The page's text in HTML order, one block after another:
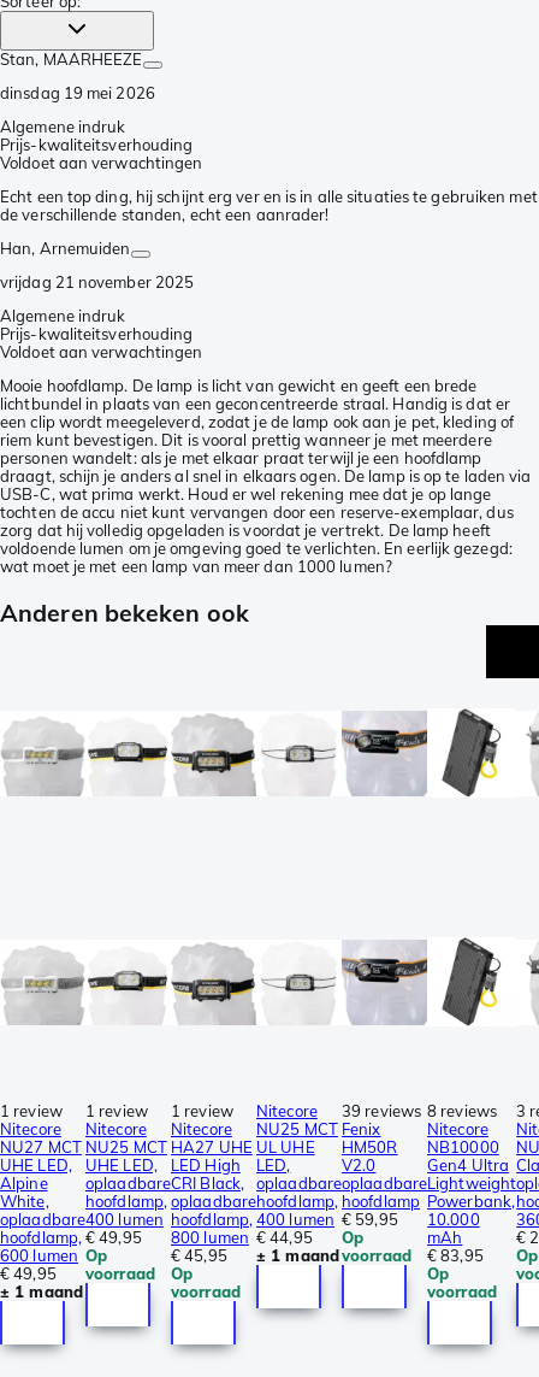
Stan, MAARHEEZE
dinsdag 19 mei 2026
Algemene indruk
Prijs-kwaliteitsverhouding
Voldoet aan verwachtingen
Echt een top ding, hij schijnt erg ver en is in alle situaties te gebruiken met
de verschillende standen, echt een aanrader!
Han, Arnemuiden
vrijdag 21 november 2025
Algemene indruk
Prijs-kwaliteitsverhouding
Voldoet aan verwachtingen
Mooie hoofdlamp. De lamp is licht van gewicht en geeft een brede
lichtbundel in plaats van een geconcentreerde straal. Handig is dat er
een clip wordt meegeleverd, zodat je de lamp ook aan je pet, kleding of
riem kunt bevestigen. Dit is vooral prettig wanneer je met meerdere
personen wandelt: als je met elkaar praat terwijl je een hoofdlamp
draagt, schijn je anders al snel in elkaars ogen. De lamp is op te laden via
USB-C, wat prima werkt. Houd er wel rekening mee dat je op lange
tochten de accu niet kunt vervangen door een reserve-exemplaar, dus
zorg dat hij volledig opgeladen is voordat je vertrekt. De lamp heeft
voldoende lumen om je omgeving goed te verlichten. En eerlijk gezegd:
wat moet je met een lamp van meer dan 1000 lumen?
Anderen bekeken ook
1 review
Nitecore
NU27 MCT
UHE LED,
Alpine
White,
oplaadbare
hoofdlamp,
600 lumen
€ 49,95
± 1 maand
1 review
Nitecore
NU25 MCT
UHE LED,
oplaadbare
hoofdlamp,
400 lumen
€ 49,95
Op
voorraad
1 review
Nitecore
HA27 UHE
LED High
CRI Black,
oplaadbare
hoofdlamp,
800 lumen
€ 45,95
Op
voorraad
Nitecore
NU25 MCT
UL UHE
LED,
oplaadbare
hoofdlamp,
400 lumen
€ 44,95
± 1 maand
39 reviews
Fenix
HM50R
V2.0
oplaadbare
hoofdlamp
€ 59,95
Op
voorraad
8 reviews
Nitecore
NB10000
Gen4 Ultra
Lightweight
Powerbank,
10.000
mAh
€ 83,95
Op
voorraad
3
€
Op